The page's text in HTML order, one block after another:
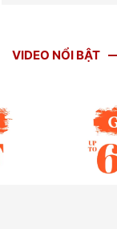
VIDEO NỔI BẬT